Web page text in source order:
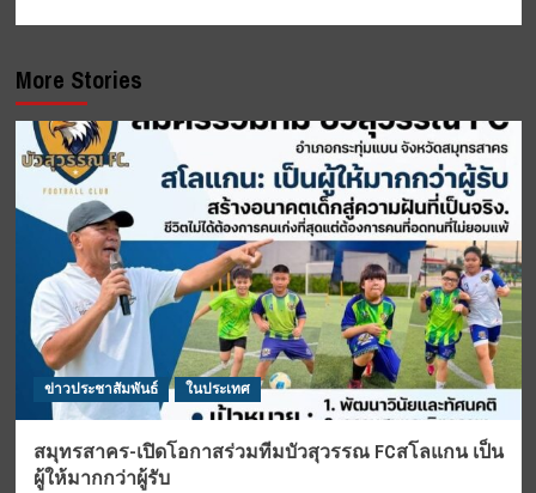
More Stories
ข่าวประชาสัมพันธ์ ในประเทศ
สมุทรสาคร-เปิดโอกาสร่วมทีมบัวสุวรรณ FCสโลแกน เป็น
ผู้ให้มากกว่าผู้รับ